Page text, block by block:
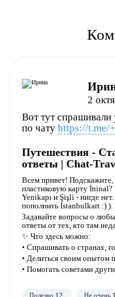
Полезно Не
2
Вот тут спрашивали
по чату https://t.me/
Путешествия -
ответы | Chat-
Всем привет! Подскажите,
пластиковую карту
Yenikapı и Şişli - нигде
пополнить İstanbulkart :) ).
Задавайте вопросы о
ответы от тех, кто там
✨ Что здесь можно:
• Спрашивать о странах,
• Делиться своим опытом
• Помогать советами